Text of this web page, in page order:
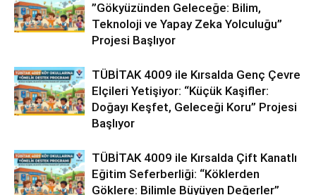
”Gökyüzünden Geleceğe: Bilim,
Teknoloji ve Yapay Zeka Yolculuğu”
Projesi Başlıyor
TÜBİTAK 4009 ile Kırsalda Genç Çevre
Elçileri Yetişiyor: “Küçük Kaşifler:
Doğayı Keşfet, Geleceği Koru” Projesi
Başlıyor
TÜBİTAK 4009 ile Kırsalda Çift Kanatlı
Eğitim Seferberliği: “Köklerden
Göklere: Bilimle Büyüyen Değerler”